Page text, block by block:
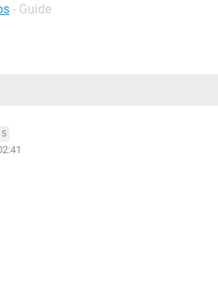
- Guide